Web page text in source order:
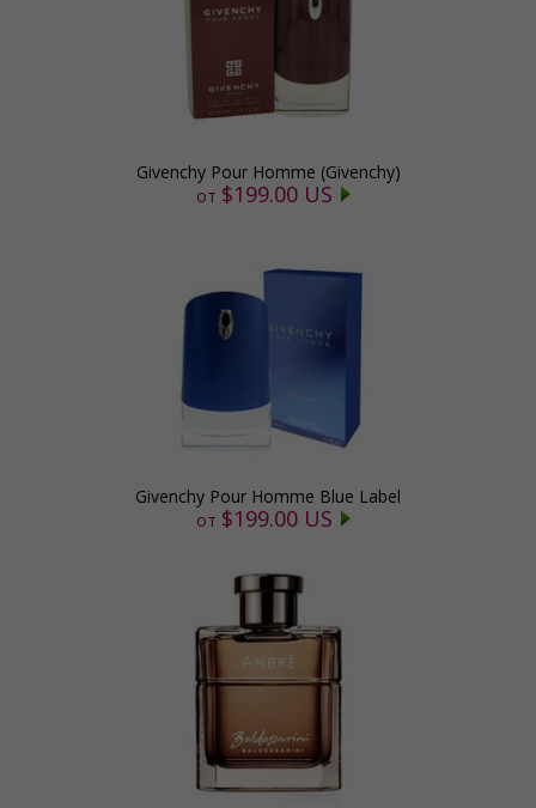
Givenchy Pour Homme (Givenchy)
от $199.00 US
Givenchy Pour Homme Blue Label
от $199.00 US